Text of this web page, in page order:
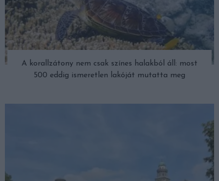
A korallzátony nem csak színes halakból áll: most
500 eddig ismeretlen lakóját mutatta meg